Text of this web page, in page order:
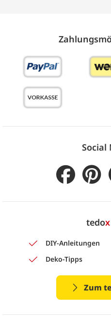
Social
tedox
DIY-Anleitungen
Deko-Tipps
Zum